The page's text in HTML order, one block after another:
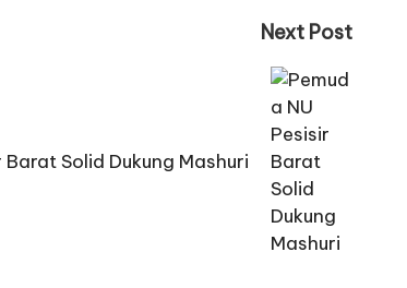
Next Post
Barat Solid Dukung Mashuri